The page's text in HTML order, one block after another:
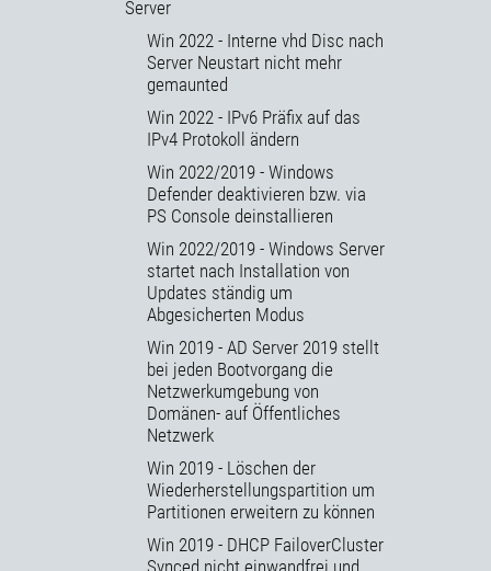
Server
Win 2022 - Interne vhd Disc nach
Server Neustart nicht mehr
gemaunted
Win 2022 - IPv6 Präfix auf das
IPv4 Protokoll ändern
Win 2022/2019 - Windows
Defender deaktivieren bzw. via
PS Console deinstallieren
Win 2022/2019 - Windows Server
startet nach Installation von
Updates ständig um
Abgesicherten Modus
Win 2019 - AD Server 2019 stellt
bei jeden Bootvorgang die
Netzwerkumgebung von
Domänen- auf Öffentliches
Netzwerk
Win 2019 - Löschen der
Wiederherstellungspartition um
Partitionen erweitern zu können
Win 2019 - DHCP FailoverCluster
Synced nicht einwandfrei und